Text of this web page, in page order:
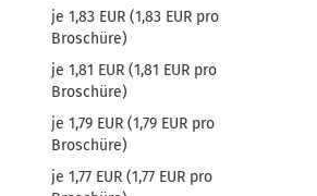
je 1,83 EUR (1,83 EUR pro
Broschüre)
je 1,81 EUR (1,81 EUR pro
Broschüre)
je 1,79 EUR (1,79 EUR pro
Broschüre)
je 1,77 EUR (1,77 EUR pro